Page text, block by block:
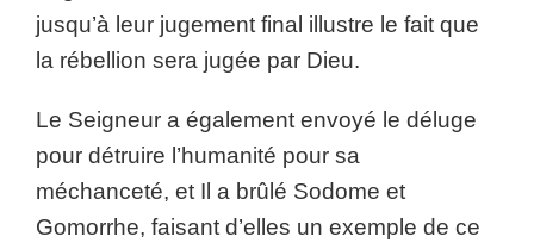
jusqu’à leur jugement final illustre le fait que
la rébellion sera jugée par Dieu.
Le Seigneur a également envoyé le déluge
pour détruire l’humanité pour sa
méchanceté, et Il a brûlé Sodome et
Gomorrhe, faisant d’elles un exemple de ce